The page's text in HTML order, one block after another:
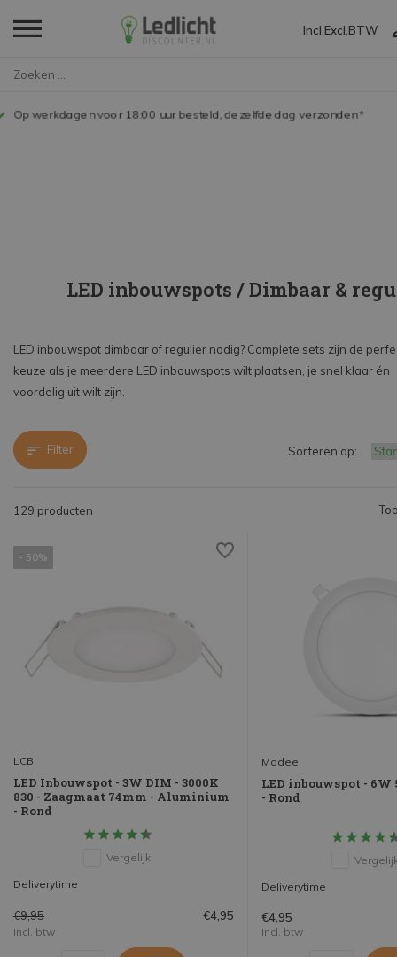
Incl. Excl. BTW
30 dagen retourtermijn
LED inbouwspots / Dimbaar &
LED inbouwspot dimbaar of regulier nodig? Complete sets zijn de
keuze als je meerdere LED inbouwspots wilt plaatsen, je snel klaar én
voordelig uit wilt zijn.
Filter
129 producten
Sorteren op:
- 50%
LCB
LED Inbouwspot - 3W DIM - 3000K
830 - Zaagmaat 74mm - Aluminium
- Rond
Vergelijk
Deliverytime
€9,95 €4,95
Incl. btw
Modee
LED inbouwspot - 6W
- Rond
Deliverytime
€4,95
Incl. btw